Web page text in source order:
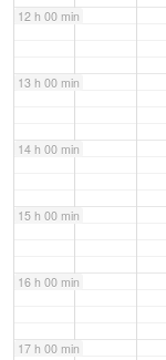
12 h 00 min
13 h 00 min
14 h 00 min
15 h 00 min
16 h 00 min
17 h 00 min